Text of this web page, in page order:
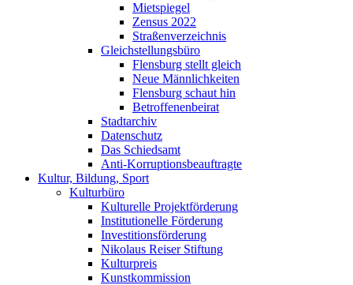
Mietspiegel
Zensus 2022
Straßenverzeichnis
Gleichstellungsbüro
Flensburg stellt gleich
Neue Männlichkeiten
Flensburg schaut hin
Betroffenenbeirat
Stadtarchiv
Datenschutz
Das Schiedsamt
Anti-Korruptionsbeauftragte
Kultur, Bildung, Sport
Kulturbüro
Kulturelle Projektförderung
Institutionelle Förderung
Investitionsförderung
Nikolaus Reiser Stiftung
Kulturpreis
Kunstkommission